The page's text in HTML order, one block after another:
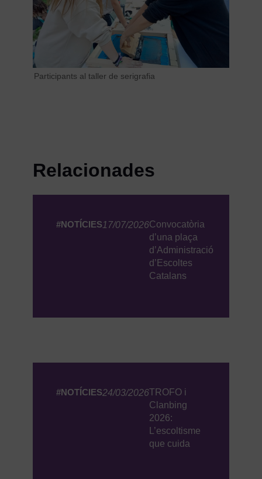
Participants al taller de serigrafia
Relacionades
#NOTÍCIES17/07/2026Convocatòria
d’una plaça
d’Administració
d’Escoltes
Catalans
#NOTÍCIES24/03/2026TROFO i
Clanbing
2026:
L’escoltisme
que cuida